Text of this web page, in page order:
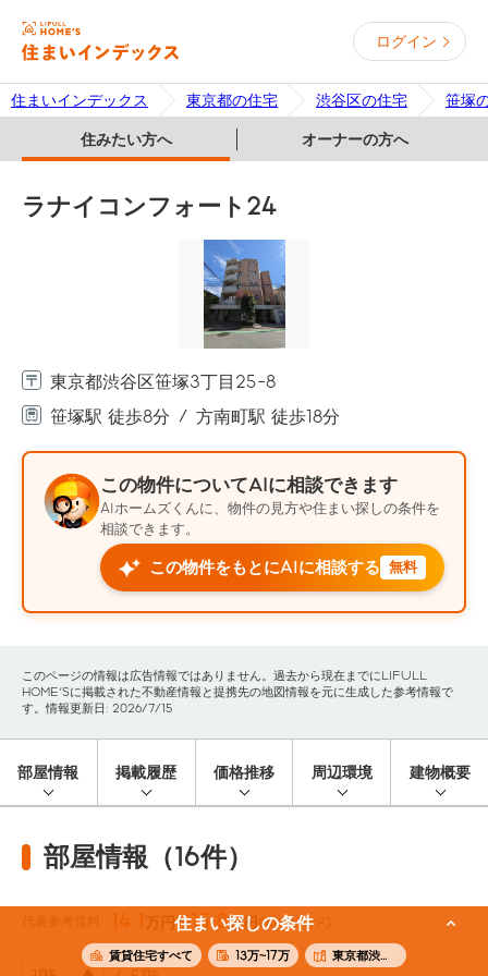
ログイン
住まいインデックス 東京都の住宅 渋谷区の住宅 笹塚
住みたい方へ オーナーの方へ
住まい探しの条件
賃貸住宅すべて 13万~17万 東京都渋谷区
ラナイコンフォート24
東京都渋谷区笹塚3丁目25-8
笹塚駅 徒歩8分
方南町駅 徒歩18分
この物件についてAIに相談できます
AIホームズくんに、物件の見方や住まい探しの条件を
相談できます。
この物件をもとにAIに相談する 無料
このページの情報は広告情報ではありません。過去から現在までにLIFULL
HOME'Sに掲載された不動産情報と提携先の地図情報を元に生成した参考情報で
す。情報更新日: 2026/7/15
部屋情報 掲載履歴 価格推移 周辺環境 建物概要
部屋情報（16件）
14.1 万円〜15.8万円(44.67m²)